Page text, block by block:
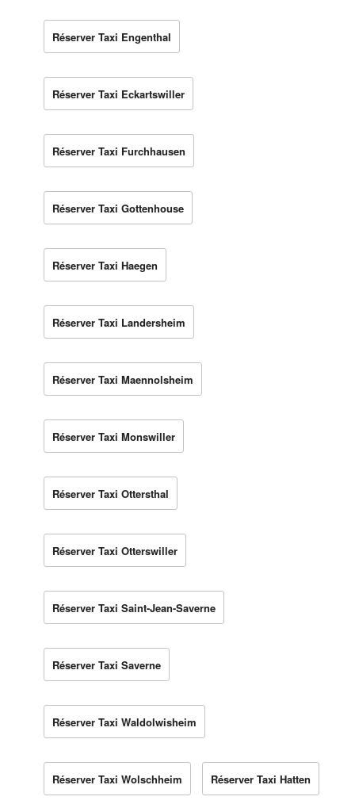
Réserver Taxi Engenthal
Réserver Taxi Eckartswiller
Réserver Taxi Furchhausen
Réserver Taxi Gottenhouse
Réserver Taxi Haegen
Réserver Taxi Landersheim
Réserver Taxi Maennolsheim
Réserver Taxi Monswiller
Réserver Taxi Ottersthal
Réserver Taxi Otterswiller
Réserver Taxi Saint-Jean-Saverne
Réserver Taxi Saverne
Réserver Taxi Waldolwisheim
Réserver Taxi Wolschheim Réserver Taxi Hatten